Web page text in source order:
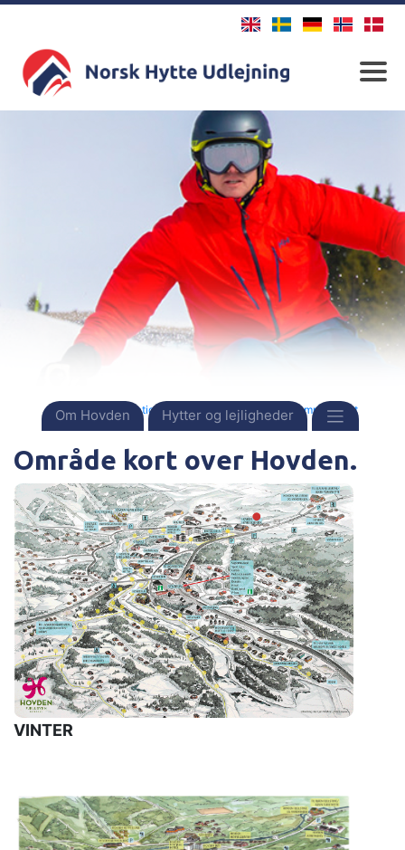
Om Hovden Hytter og lejligheder
Forside Destinationer Norge Hovden Område kort
Område kort over Hovden.
VINTER